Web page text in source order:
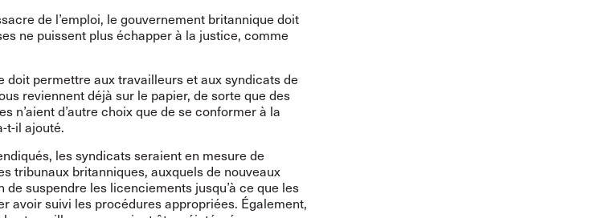
de l’emploi, le gouvernement britannique doit
ne puissent plus échapper à la justice, comme
doit permettre aux travailleurs et aux syndicats de
reviennent déjà sur le papier, de sorte que des
n’aient d’autre choix que de se conformer à la
t-il ajouté.
les syndicats seraient en mesure de
tribunaux britanniques, auxquels de nouveaux
suspendre les licenciements jusqu’à ce que les
avoir suivi les procédures appropriées. Également,